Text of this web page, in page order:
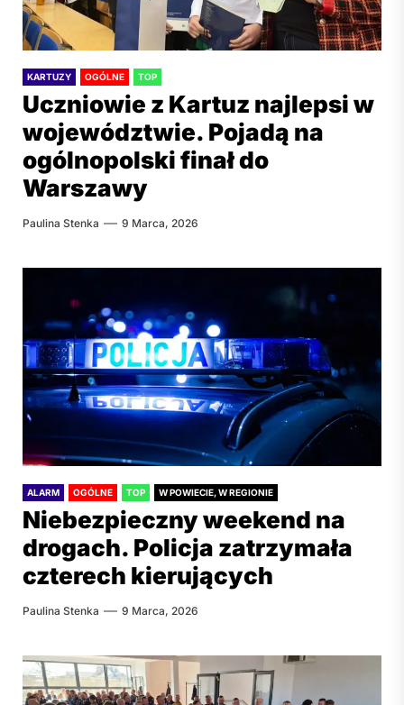
KARTUZY OGÓLNE TOP
Uczniowie z Kartuz najlepsi w
województwie. Pojadą na
ogólnopolski finał do
Warszawy
Paulina Stenka 9 Marca, 2026
ALARM OGÓLNE TOP W POWIECIE, W REGIONIE
Niebezpieczny weekend na
drogach. Policja zatrzymała
czterech kierujących
Paulina Stenka 9 Marca, 2026